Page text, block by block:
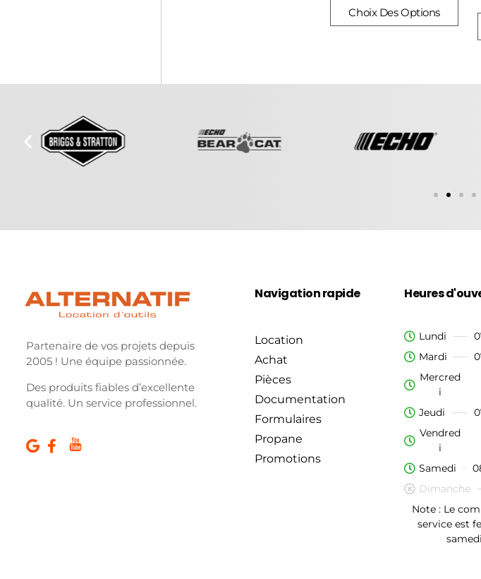
Choix Des Options
Partenaire de vos projets depuis
2005 ! Une équipe passionnée.
Des produits fiables d’excellente
qualité. Un service professionnel.
Navigation rapide
Location
Achat
Pièces
Documentation
Formulaires
Propane
Promotions
Heures
Lundi
Mardi
Mercred
i
Jeudi
Vendred
i
Samedi
Dimanche
Note : Le
service est